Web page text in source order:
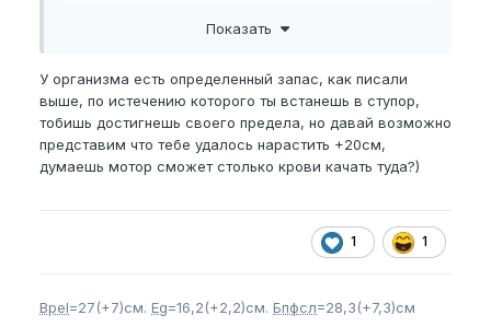
ли эта система или нет, например у Роберто
колена, значит это реально, а раз реально значит к
2022 году у меня будет на 4-6 см больше чем
сейчас, и так по нарастающей, 10 лет это еще 20
см и более, реально ли это? Я считаю что да, раз я
уже нарастил 2 см. Главное подходить ко всему с
поверьте я знаю что говорю, это знак того что
надо делать перерыв чтобы член вытянулся, если
тренировки были минимум 3 месяца, если уже
Показать
У организма есть определенный запас, как писали
выше, по истечению которого ты встанешь в ступор,
тобишь достигнешь своего предела, но давай возможно
представим что тебе удалось нарастить +20см,
думаешь мотор сможет столько крови качать туда?)
1 1
Bpel=27(+7)см. Eg=16,2(+2,2)см. Бпфсл=28,3(+7,3)см